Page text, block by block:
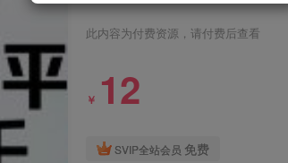
此内容为付费资源，请付费后查看
￥ 12
SVIP全站会员 免费